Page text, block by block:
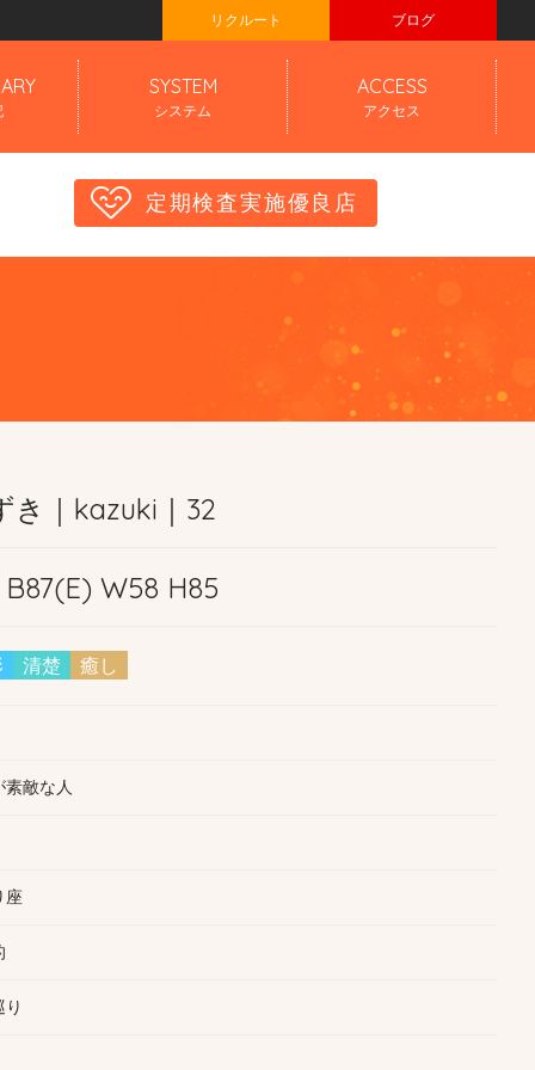
リクルート ブログ
SYSTEM
システム
ACCESS
アクセス
定期検査実施優良店
き｜kazuki｜32
B87(E) W58 H85
清楚 癒し
素敵な人
座